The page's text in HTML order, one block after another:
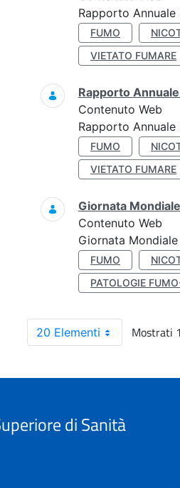
Rapporto Annuale
FUMO
VIETATO FUMARE
Rapporto
Contenuto Web
Rapporto Annuale
FUMO
VIETATO FUMARE
Giornata
Contenuto Web
Giornata
FUMO
PATOLOGIE
20 Elementi Mostrati
di Sanità